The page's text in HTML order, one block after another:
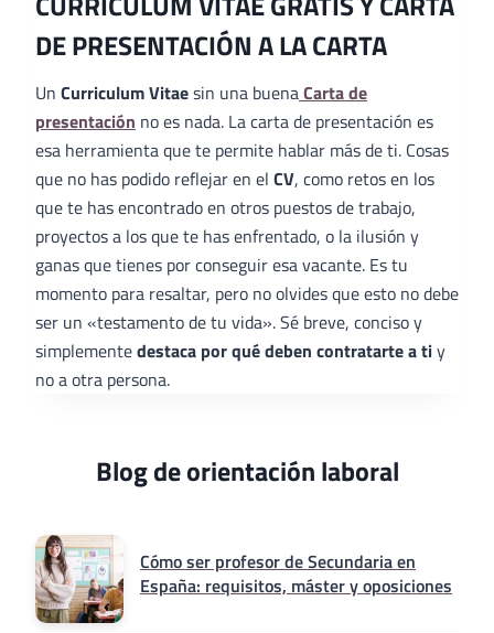
DE PRESENTACIÓN A LA CARTA
Un Curriculum Vitaesin una buenaCarta de
presentación no es nada. La carta de presentación es
esa herramienta que te permite hablar más de ti. Cosas
que no has podido reflejar en el CV, como retos en los
que te has encontrado en otros puestos de trabajo,
proyectos a los que te has enfrentado, o la ilusión y
ganas que tienes por conseguir esa vacante. Es tu
momento para resaltar, pero no olvides que esto no debe
ser un «testamento de tu vida». Sé breve, conciso y
simplementedestaca por qué deben contratarte a tiy
no a otra persona.
Blog de orientación laboral
Cómo ser profesor de Secundaria en
España: requisitos, máster y oposiciones